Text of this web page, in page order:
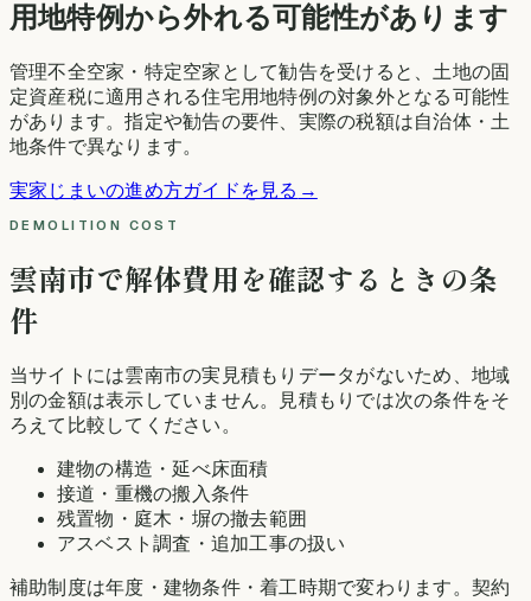
用地特例から外れる可能性があります
管理不全空家・特定空家として勧告を受けると、土地の固
定資産税に適用される住宅用地特例の対象外となる可能性
があります。指定や勧告の要件、実際の税額は自治体・土
地条件で異なります。
実家じまいの進め方ガイドを見る →
DEMOLITION COST
雲南市で解体費用を確認するときの条
件
当サイトには雲南市の実見積もりデータがないため、地域
別の金額は表示していません。見積もりでは次の条件をそ
ろえて比較してください。
建物の構造・延べ床面積
接道・重機の搬入条件
残置物・庭木・塀の撤去範囲
アスベスト調査・追加工事の扱い
補助制度は年度・建物条件・着工時期で変わります。契約